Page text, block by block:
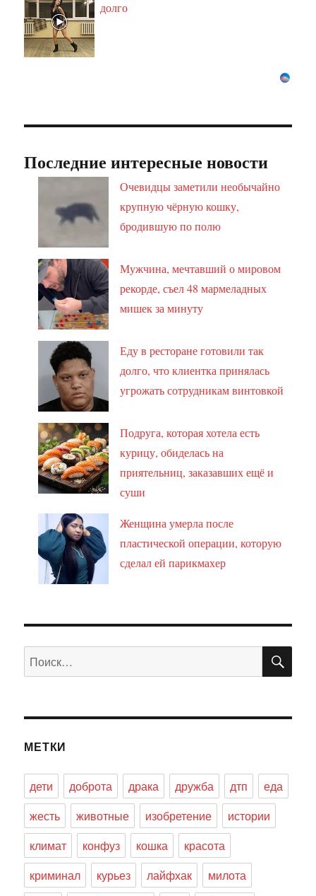
долго
Последние интересные новости
Очевидцы заметили необычайно
крупную чёрную кошку,
бродившую по полю
Мужчина, мечтавший о мировом
рекорде, съел 48 мармеладных
мишек за минуту
Еду в ресторане готовили так
долго, что клиентка принялась
угрожать сотрудникам винтовкой
Подруга, которая хотела есть
курицу, обиделась на
приятельниц, заказавших ещё и
суши
Женщина умерла после
пластической операции, которую
сделал ей парикмахер
Искать:
МЕТКИ
дети доброта драка дружба дтп
еда
жесть
животные изобретение
истории
климат
конфуз кошка
красота
криминал
курьез лайфхак
милота